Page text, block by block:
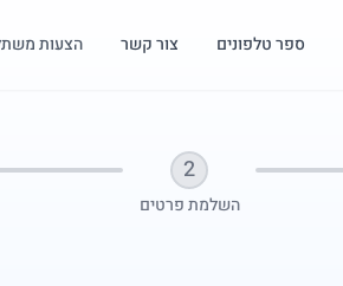
הצעות צור קשר ספר טלפונים
2
השלמת פרטים